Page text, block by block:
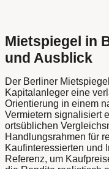
Mietspiegel in
und Ausblick
Der Berliner
Kapitalanleger eine
Orientierung in einem
Vermietern signalisiert
ortsüblichen
Handlungsrahmen für
Kaufinteressierten und
Referenz, um